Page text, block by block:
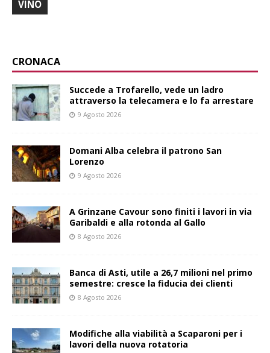
VINO
CRONACA
Succede a Trofarello, vede un ladro
attraverso la telecamera e lo fa arrestare
9 Agosto 2026
Domani Alba celebra il patrono San
Lorenzo
9 Agosto 2026
A Grinzane Cavour sono finiti i lavori in via
Garibaldi e alla rotonda al Gallo
8 Agosto 2026
Banca di Asti, utile a 26,7 milioni nel primo
semestre: cresce la fiducia dei clienti
8 Agosto 2026
Modifiche alla viabilità a Scaparoni per i
lavori della nuova rotatoria